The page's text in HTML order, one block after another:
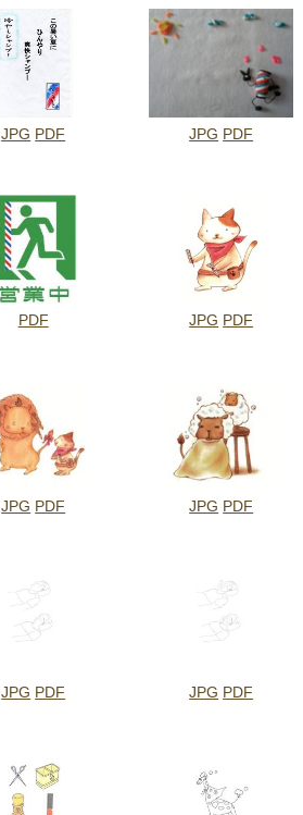
JPG PDF JPG PDF
PDF JPG PDF
JPG PDF JPG PDF
JPG PDF JPG PDF